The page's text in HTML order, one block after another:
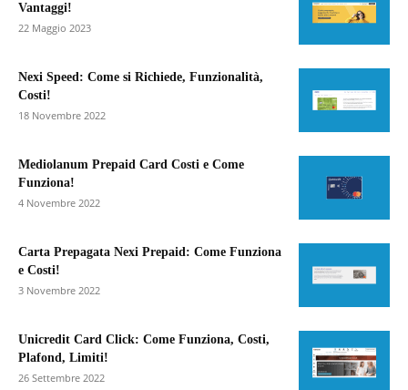
Vantaggi!
22 Maggio 2023
Nexi Speed: Come si Richiede, Funzionalità,
Costi!
18 Novembre 2022
Mediolanum Prepaid Card Costi e Come
Funziona!
4 Novembre 2022
Carta Prepagata Nexi Prepaid: Come Funziona
e Costi!
3 Novembre 2022
Unicredit Card Click: Come Funziona, Costi,
Plafond, Limiti!
26 Settembre 2022